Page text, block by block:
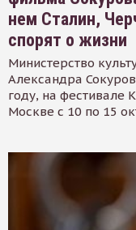
нем Сталин,
спорят о жизни
Министерство
Александра
году, на фестивале
Москве с 10 по 15